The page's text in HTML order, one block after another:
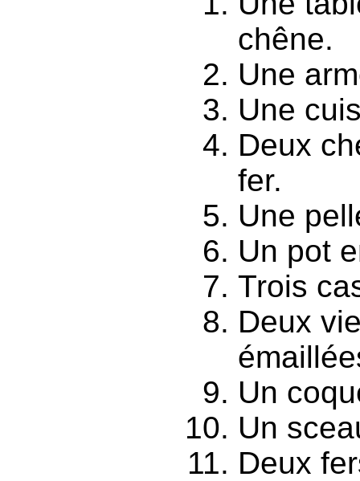
chêne.
Une
Une
Deux
fer.
Une
Un pot
Trois
Deux
Un
Un
Deux